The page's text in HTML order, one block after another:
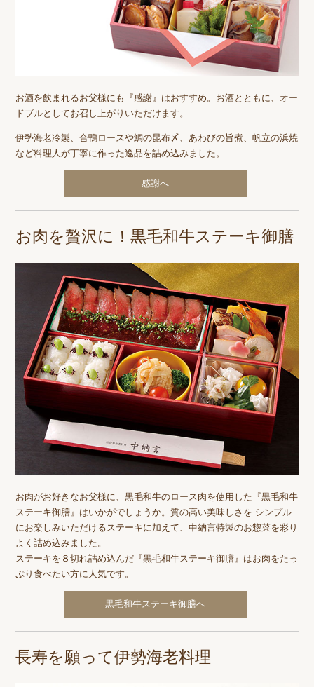
お酒を飲まれるお父様にも『感謝』はおすすめ。お酒とともに、オー
ドブルとしてお召し上がりいただけます。
伊勢海老冷製、合鴨ロースや鯛の昆布〆、あわびの旨煮、帆立の浜焼
など料理人が丁寧に作った逸品を詰め込みました。
感謝へ
お肉を贅沢に！黒毛和牛ステーキ御膳
お肉がお好きなお父様に、黒毛和牛のロース肉を使用した『黒毛和牛
ステーキ御膳』はいかがでしょうか。質の高い美味しさを シンプル
にお楽しみいただけるステーキに加えて、中納言特製のお惣菜を彩り
よく詰め込みました。
ステーキを８切れ詰め込んだ『黒毛和牛ステーキ御膳』はお肉をたっ
ぷり食べたい方に人気です。
黒毛和牛ステーキ御膳へ
長寿を願って伊勢海老料理